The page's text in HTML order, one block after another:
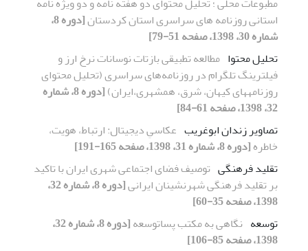
استانی روزنامه های سراسری استان کردستان
[دوره 8،
شماره 30، 1398، صفحه 51-79]
تحلیل محتوا مطالعه تطبیقی بازتات نوسانات نرخ ارز و
فیلترینگ تلگرام در روزنامه‌های سراسری (تحلیل محتوای
روزنامه‎های کیهان، شرق، همشهری،ایران)
[دوره 8، شماره
32، 1398، صفحه 61-84]
تصاویر زندان ابوغریب عکاسیِ دیجیتال: ارتباط، هویت،
خاطره[دوره 8، شماره 31، 1398، صفحه 165-191]
تقلید فرهنگی توصیف فضای اجتماعی شهری ایران با تاکید
بر تقلید فرهنگی شهرنشینان ایرانی
[دوره 8، شماره 32،
1398، صفحه 35-60]
توسعه نگاهی به مکتب پساتوسعه
[دوره 8، شماره 32،
1398، صفحه 85-106]